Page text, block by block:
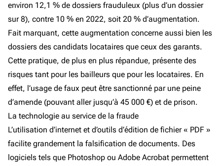
environ 12,1 % de dossiers frauduleux (plus d’un dossier
sur 8), contre 10 % en 2022, soit 20 % d’augmentation.
Fait marquant, cette augmentation concerne aussi bien les
dossiers des candidats locataires que ceux des garants.
Cette pratique, de plus en plus répandue, présente des
risques tant pour les bailleurs que pour les locataires. En
effet, l’usage de faux peut être sanctionné par une peine
d’amende (pouvant aller jusqu’à 45 000 €) et de prison.
La technologie au service de la fraude
L’utilisation d’internet et d’outils d’édition de fichier « PDF »
facilite grandement la falsification de documents. Des
logiciels tels que Photoshop ou Adobe Acrobat permettent